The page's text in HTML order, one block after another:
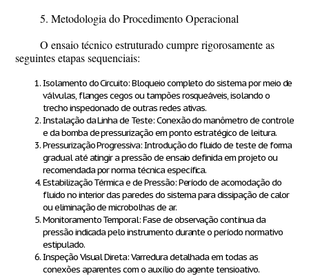
5. Metodologia do Procedimento Operacional
O ensaio técnico estruturado cumpre rigorosamente as
seguintes etapas sequenciais:
Isolamento do Circuito:Bloqueio completo do sistema por meio de
válvulas, flanges cegos ou tampões rosqueáveis, isolando o
trecho inspecionado de outras redes ativas.
Instalação da Linha de Teste:Conexão do manômetro de controle
e da bomba de pressurização em ponto estratégico de leitura.
Pressurização Progressiva:Introdução do fluido de teste de forma
gradual até atingir a pressão de ensaio definida em projeto ou
recomendada por norma técnica específica.
Estabilização Térmica e de Pressão:Período de acomodação do
fluido no interior das paredes do sistema para dissipação de calor
ou eliminação de microbolhas de ar.
Monitoramento Temporal:Fase de observação contínua da
pressão indicada pelo instrumento durante o período normativo
estipulado.
Inspeção Visual Direta:Varredura detalhada em todas as
conexões aparentes com o auxílio do agente tensioativo.